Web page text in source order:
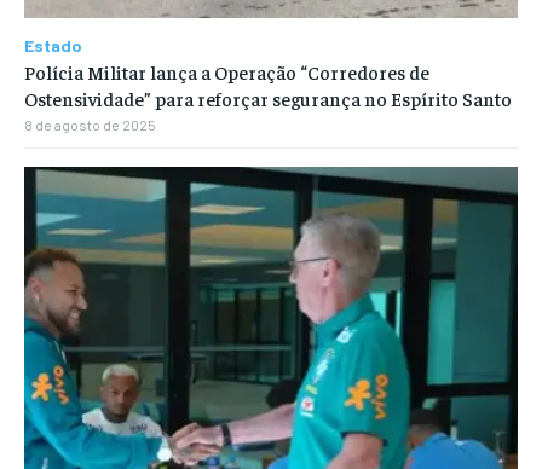
Estado
Polícia Militar lança a Operação “Corredores de
Ostensividade” para reforçar segurança no Espírito Santo
8 de agosto de 2025